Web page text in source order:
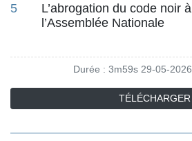
5
L’abrogation du code noir à
l’Assemblée Nationale
Durée : 3m59s 29-05-2026
TÉLÉCHARGER